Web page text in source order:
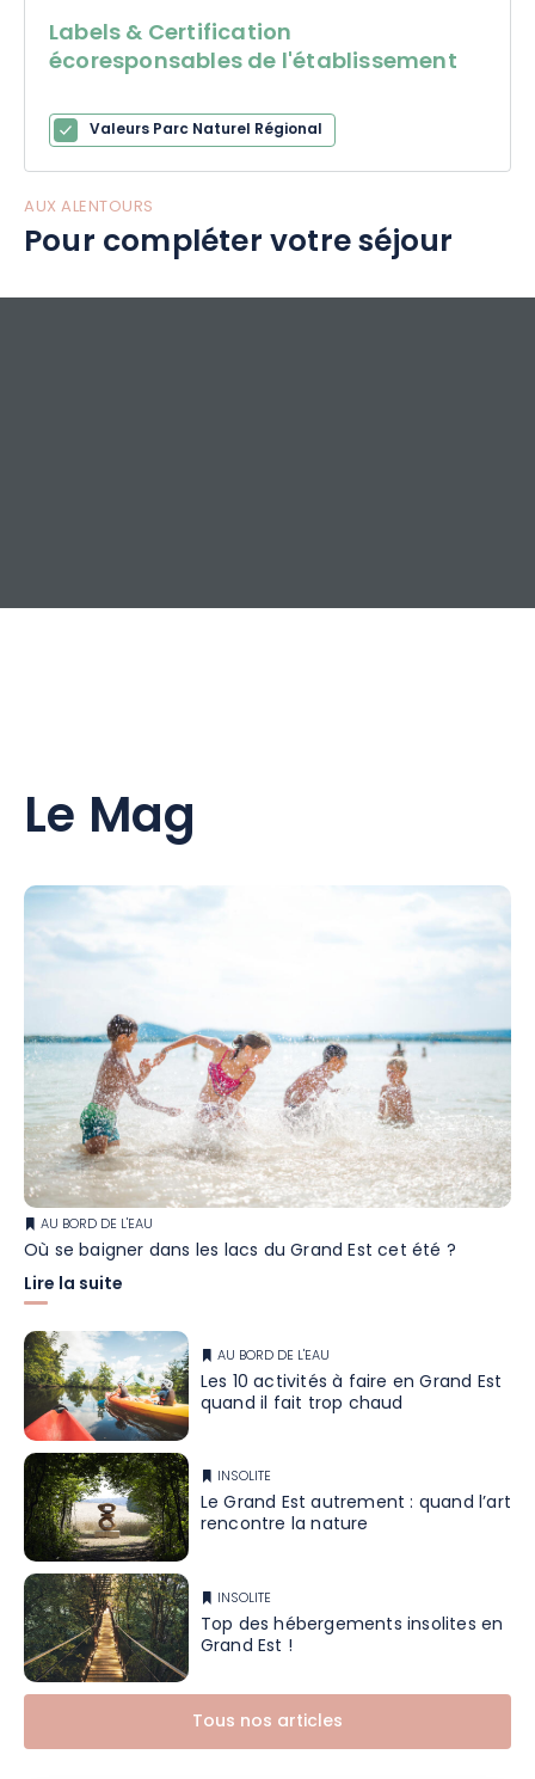
Labels & Certification
écoresponsables de l'établissement
Valeurs Parc Naturel Régional
AUX ALENTOURS
Pour compléter votre séjour
Le Mag
AU BORD DE L'EAU
Où se baigner dans les lacs du Grand Est cet été ?
Lire la suite
AU BORD DE L'EAU
Les 10 activités à faire en Grand Est
quand il fait trop chaud
INSOLITE
Le Grand Est autrement : quand l’art
rencontre la nature
INSOLITE
Top des hébergements insolites en
Grand Est !
Tous nos articles